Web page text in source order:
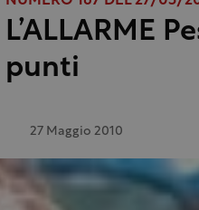
L’ALLARME
punti
27 Maggio 2010